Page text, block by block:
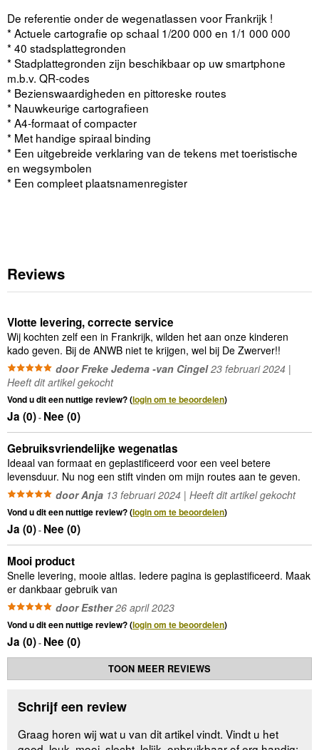
De referentie onder de wegenatlassen voor Frankrijk !
* Actuele cartografie op schaal 1/200 000 en 1/1 000 000
* 40 stadsplattegronden
* Stadplattegronden zijn beschikbaar op uw smartphone
m.b.v. QR-codes
* Bezienswaardigheden en pittoreske routes
* Nauwkeurige cartografieen
* A4-formaat of compacter
* Met handige spiraal binding
* Een uitgebreide verklaring van de tekens met toeristische
en wegsymbolen
* Een compleet plaatsnamenregister
Reviews
Vlotte levering, correcte service
Wij kochten zelf een in Frankrijk, wilden het aan onze kinderen
kado geven. Bij de ANWB niet te krijgen, wel bij De Zwerver!!
door Freke Jedema -van Cingel23 februari 2024 |
Heeft dit artikel gekocht
Vond u dit een nuttige review? (login om te beoordelen)
Ja (0)- Nee (0)
Gebruiksvriendelijke wegenatlas
Ideaal van formaat en geplastificeerd voor een veel betere
levensduur. Nu nog een stift vinden om mijn routes aan te geven.
door Anja 13 februari 2024 | Heeft dit artikel gekocht
Vond u dit een nuttige review? (login om te beoordelen)
Ja (0)- Nee (0)
Mooi product
Snelle levering, mooie altlas. Iedere pagina is geplastificeerd. Maak
er dankbaar gebruik van
door Esther26 april 2023
Vond u dit een nuttige review? (login om te beoordelen)
Ja (0)- Nee (0)
TOON MEER REVIEWS
Schrijf een review
Graag horen wij wat u van dit artikel vindt. Vindt u het